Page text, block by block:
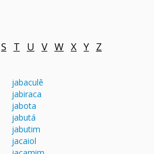
S T U V W X Y Z
jabaculê
jabiraca
jabota
jabutá
jabutim
jacaiol